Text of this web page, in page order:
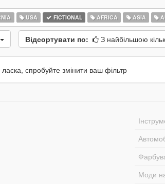
USA FICTIONAL AFRICA ASIA
Відсортувати по: З найбільшою
спробуйте змінити ваш фільтр
Моди